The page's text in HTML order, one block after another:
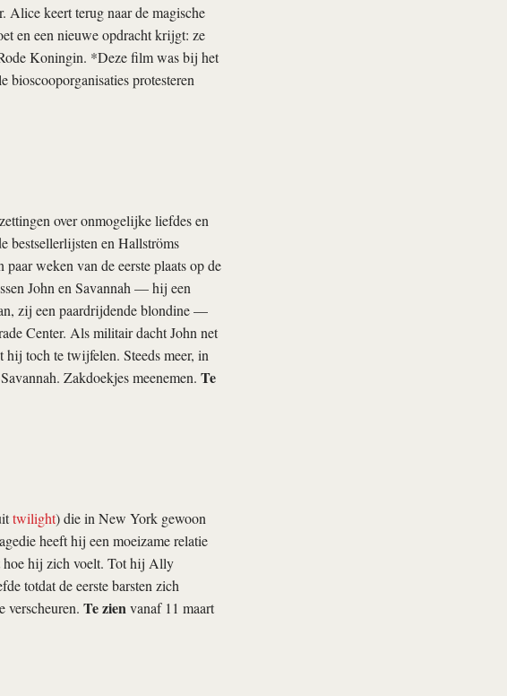
keert terug naar de magische
en een nieuwe opdracht krijgt: ze
Koningin. *Deze film was bij het
bioscooporganisaties protesteren
over onmogelijke liefdes en
bestsellerlijsten en Hallströms
paar weken van de eerste plaats op de
John en Savannah — hij een
zij een paardrijdende blondine —
Center. Als militair dacht John net
toch te twijfelen. Steeds meer, in
Zakdoekjes meenemen. Te
twilight) die in New York gewoon
heeft hij een moeizame relatie
hoe hij zich voelt. Tot hij Ally
totdat de eerste barsten zich
verscheuren. Te zien vanaf 11 maart